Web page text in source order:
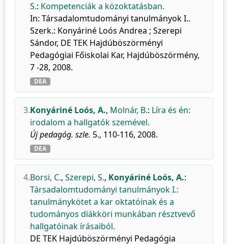
S.: Kompetenciák a közoktatásban.
In: Társadalomtudományi tanulmányok I..
Szerk.: Konyáriné Loós Andrea ; Szerepi
Sándor, DE TEK Hajdúböszörményi
Pedagógiai Főiskolai Kar, Hajdúböszörmény,
7 -28, 2008.
DEA
3.Konyáriné Loós, A., Molnár, B.: Líra és én:
irodalom a hallgatók szemével.
Új pedagóg. szle. 5., 110-116, 2008.
DEA
4.Borsi, C., Szerepi, S., Konyáriné Loós, A.:
Társadalomtudományi tanulmányok I.:
tanulmánykötet a kar oktatóinak és a
tudományos diákköri munkában résztvevő
hallgatóinak írásaiból.
DE TEK Hajdúböszörményi Pedagógia